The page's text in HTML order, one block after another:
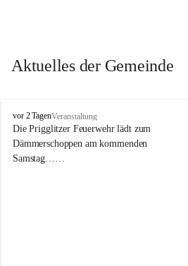
Aktuelles der Gemeinde
P
r
i
g
vor 2 TagenVeranstaltung
Die Prigglitzer Feuerwehr lädt zum
Dämmerschoppen am kommenden
Samstag……